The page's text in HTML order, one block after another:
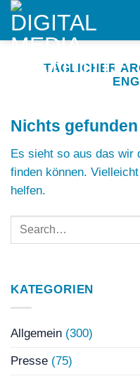
Skip
content
TÄGLICHER
Nichts gefunden
Es sieht so aus das wir
finden können.
helfen.
KATEGORIEN
Allgemein (300)
Presse (75)